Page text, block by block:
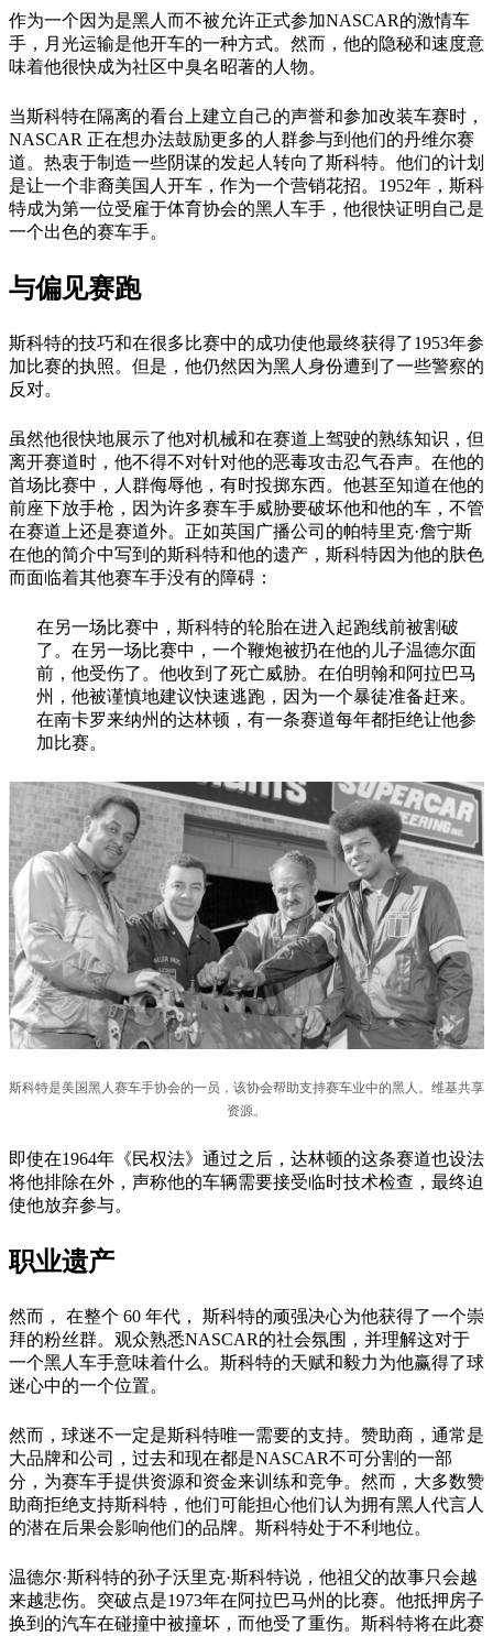
作为一个因为是黑人而不被允许正式参加NASCAR的激情车
手，月光运输是他开车的一种方式。然而，他的隐秘和速度意
味着他很快成为社区中臭名昭著的人物。
当斯科特在隔离的看台上建立自己的声誉和参加改装车赛时，
NASCAR 正在想办法鼓励更多的人群参与到他们的丹维尔赛
道。热衷于制造一些阴谋的发起人转向了斯科特。他们的计划
是让一个非裔美国人开车，作为一个营销花招。1952年，斯科
特成为第一位受雇于体育协会的黑人车手，他很快证明自己是
一个出色的赛车手。
与偏见赛跑
斯科特的技巧和在很多比赛中的成功使他最终获得了1953年参
加比赛的执照。但是，他仍然因为黑人身份遭到了一些警察的
反对。
虽然他很快地展示了他对机械和在赛道上驾驶的熟练知识，但
离开赛道时，他不得不对针对他的恶毒攻击忍气吞声。在他的
首场比赛中，人群侮辱他，有时投掷东西。他甚至知道在他的
前座下放手枪，因为许多赛车手威胁要破坏他和他的车，不管
在赛道上还是赛道外。正如英国广播公司的帕特里克·詹宁斯
在他的简介中写到的斯科特和他的遗产，斯科特因为他的肤色
而面临着其他赛车手没有的障碍：
在另一场比赛中，斯科特的轮胎在进入起跑线前被割破
了。在另一场比赛中，一个鞭炮被扔在他的儿子温德尔面
前，他受伤了。他收到了死亡威胁。在伯明翰和阿拉巴马
州，他被谨慎地建议快速逃跑，因为一个暴徒准备赶来。
在南卡罗来纳州的达林顿，有一条赛道每年都拒绝让他参
加比赛。
斯科特是美国黑人赛车手协会的一员，该协会帮助支持赛车业中的黑人。维基共享
资源。
即使在1964年《民权法》通过之后，达林顿的这条赛道也设法
将他排除在外，声称他的车辆需要接受临时技术检查，最终迫
使他放弃参与。
职业遗产
然而， 在整个 60 年代， 斯科特的顽强决心为他获得了一个崇
拜的粉丝群。观众熟悉NASCAR的社会氛围，并理解这对于
一个黑人车手意味着什么。斯科特的天赋和毅力为他赢得了球
迷心中的一个位置。
然而，球迷不一定是斯科特唯一需要的支持。赞助商，通常是
大品牌和公司，过去和现在都是NASCAR不可分割的一部
分，为赛车手提供资源和资金来训练和竞争。然而，大多数赞
助商拒绝支持斯科特，他们可能担心他们认为拥有黑人代言人
的潜在后果会影响他们的品牌。斯科特处于不利地位。
温德尔·斯科特的孙子沃里克·斯科特说，他祖父的故事只会越
来越悲伤。突破点是1973年在阿拉巴马州的比赛。他抵押房子
换到的汽车在碰撞中被撞坏，而他受了重伤。斯科特将在此赛